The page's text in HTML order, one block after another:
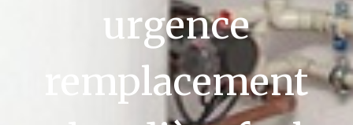
urgence
remplacement